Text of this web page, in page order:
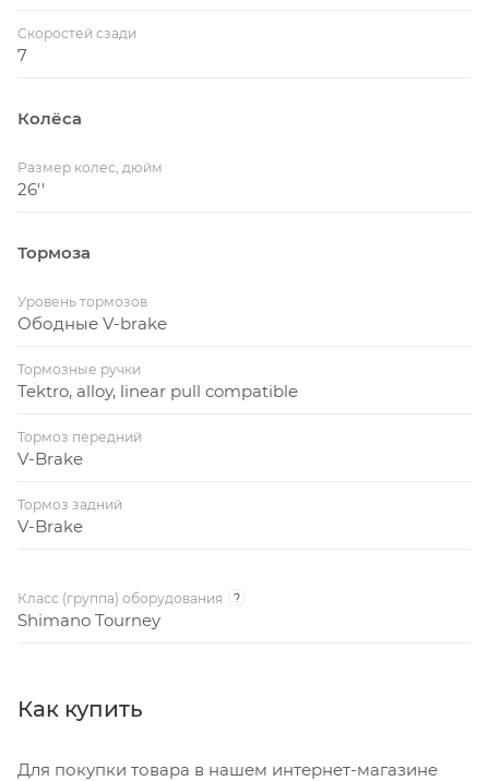
Скоростей сзади
7
Колёса
Размер колес, дюйм
26''
Тормоза
Уровень тормозов
Ободные V-brake
Тормозные ручки
Tektro, alloy, linear pull compatible
Тормоз передний
V-Brake
Тормоз задний
V-Brake
Класс (группа) оборудования ?
Shimano Tourney
Как купить
Для покупки товара в нашем интернет-магазине